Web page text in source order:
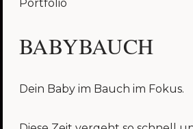
Portfolio
BABYBAUCH
Dein Baby im Bauch im Fokus.